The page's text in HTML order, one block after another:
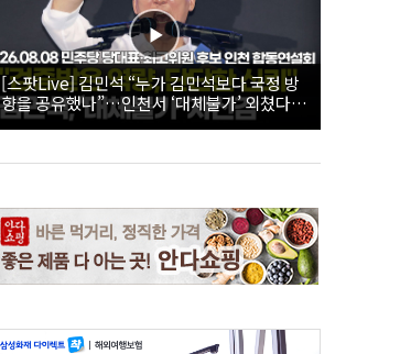
[스팟Live] 김민석 “누가 김민석보다 국정 방
향을 공유했나”…인천서 ‘대체불가’ 외쳤다 |
26.08.08 더불어민주당 당대표·최고위원 후